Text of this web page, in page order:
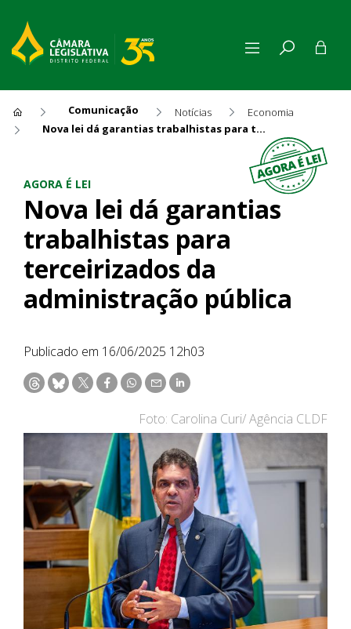
Comunicação Notícias
Economia
Nova lei dá garantias trabalhistas para terceirizados da administração pública
Nova lei dá garantias
AGORA É LEI
Nova lei dá garantias
trabalhistas para
terceirizados da
administração pública
Publicado em 16/06/2025 12h03
Foto: Carolina Curi/ Agência CLDF